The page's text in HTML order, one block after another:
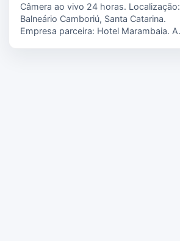
Câmera ao vivo 24 horas. Localização:
Balneário Camboriú, Santa Catarina.
Empresa parceira: Hotel Marambaia. A